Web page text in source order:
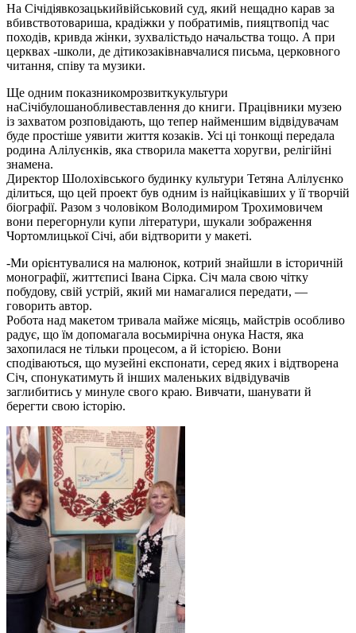
На Січідіявкозацькийвійськовий суд, який нещадно карав за
вбивствотовариша, крадіжки у побратимів, пияцтвопід час
походів, кривда жінки, зухвалістьдо начальства тощо. А при
церквах -школи, де дітикозаківнавчалися письма, церковного
читання, співу та музики.
Ще одним показникомрозвиткукультури
наСічібулошанобливеставлення до книги. Працівники музею
із захватом розповідають, що тепер найменшим відвідувачам
буде простіше уявити життя козаків. Усі ці тонкощі передала
родина Алілуєнків, яка створила макетта хоругви, релігійні
знамена.
Директор Шолохівського будинку культури Тетяна Алілуєнко
ділиться, що цей проект був одним із найцікавіших у її творчій
біографії. Разом з чоловіком Володимиром Трохимовичем
вони перегорнули купи літератури, шукали зображення
Чортомлицької Січі, аби відтворити у макеті.
-Ми орієнтувалися на малюнок, котрий знайшли в історичній
монографії, життєписі Івана Сірка. Січ мала свою чітку
побудову, свій устрій, який ми намагалися передати, —
говорить автор.
Робота над макетом тривала майже місяць, майстрів особливо
радує, що їм допомагала восьмирічна онука Настя, яка
захопилася не тільки процесом, а й історією. Вони
сподіваються, що музейні експонати, серед яких і відтворена
Січ, спонукатимуть й інших маленьких відвідувачів
заглибитись у минуле свого краю. Вивчати, шанувати й
берегти свою історію.